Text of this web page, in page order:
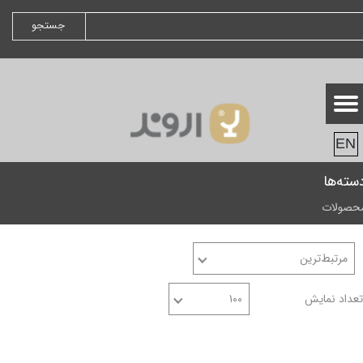
جستجو
EN
مرتبط‌ترین
تعداد نمایش ۱۰۰